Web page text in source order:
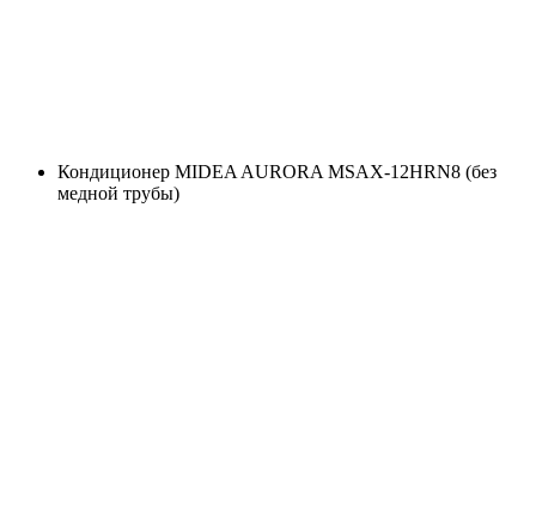
Кондиционер MIDEA AURORA MSAX-12HRN8 (без
медной трубы)